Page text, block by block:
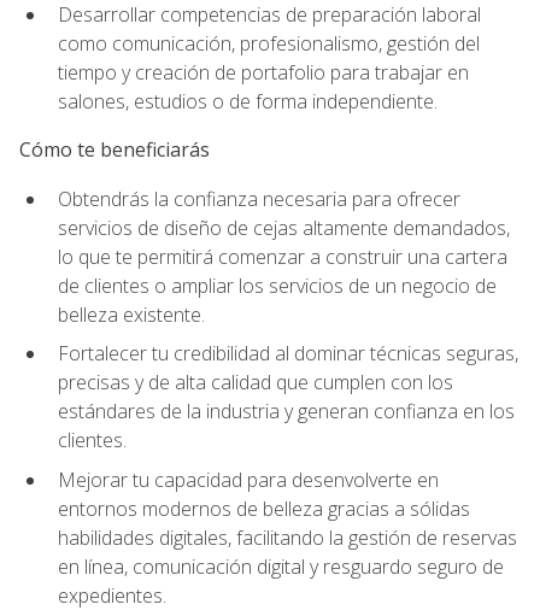
Desarrollar competencias de preparación laboral
como comunicación, profesionalismo, gestión del
tiempo y creación de portafolio para trabajar en
salones, estudios o de forma independiente.
Cómo te beneficiarás
Obtendrás la confianza necesaria para ofrecer
servicios de diseño de cejas altamente demandados,
lo que te permitirá comenzar a construir una cartera
de clientes o ampliar los servicios de un negocio de
belleza existente.
Fortalecer tu credibilidad al dominar técnicas seguras,
precisas y de alta calidad que cumplen con los
estándares de la industria y generan confianza en los
clientes.
Mejorar tu capacidad para desenvolverte en
entornos modernos de belleza gracias a sólidas
habilidades digitales, facilitando la gestión de reservas
en línea, comunicación digital y resguardo seguro de
expedientes.